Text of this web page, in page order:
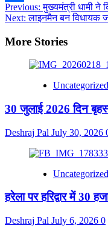
Link
Share
Post
navigation
Previous:मुख्यमंत्री धामी ने
Next:लाइनमैन बन विधायक
More Stories
Uncategorized
30 जुलाई 2026 दिन
Deshraj Pal July 30, 2026
Uncategorized
हरेला पर हरिद्वार में 30
Deshraj Pal July 6, 2026 0